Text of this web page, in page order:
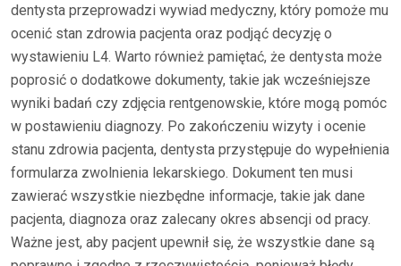
dentysta przeprowadzi wywiad medyczny, który pomoże mu
ocenić stan zdrowia pacjenta oraz podjąć decyzję o
wystawieniu L4. Warto również pamiętać, że dentysta może
poprosić o dodatkowe dokumenty, takie jak wcześniejsze
wyniki badań czy zdjęcia rentgenowskie, które mogą pomóc
w postawieniu diagnozy. Po zakończeniu wizyty i ocenie
stanu zdrowia pacjenta, dentysta przystępuje do wypełnienia
formularza zwolnienia lekarskiego. Dokument ten musi
zawierać wszystkie niezbędne informacje, takie jak dane
pacjenta, diagnoza oraz zalecany okres absencji od pracy.
Ważne jest, aby pacjent upewnił się, że wszystkie dane są